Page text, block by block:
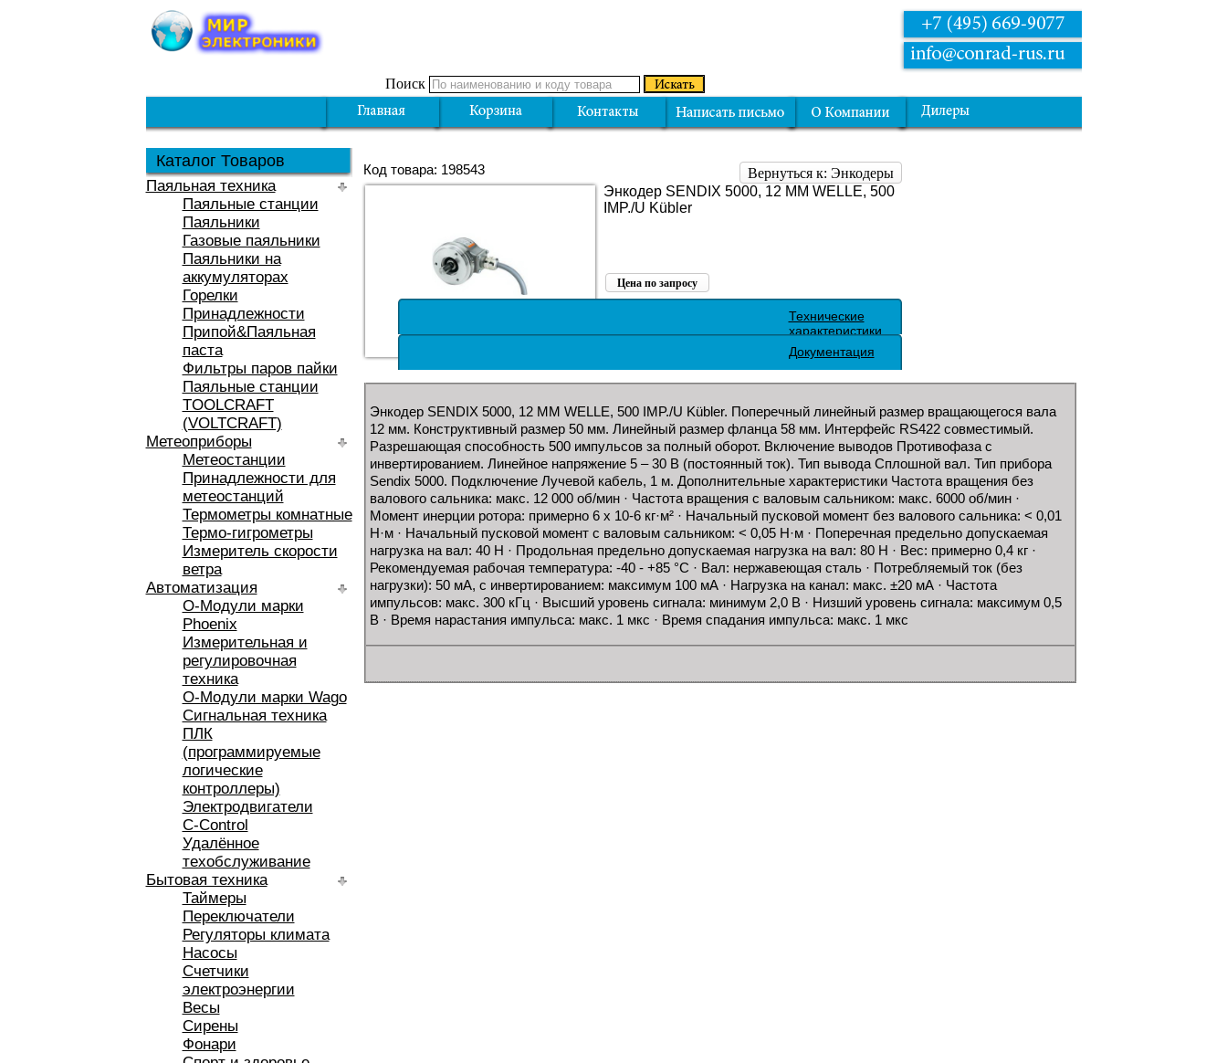
Поиск
Каталог Товаров
Паяльная техника
Паяльные станции
Паяльники
Газовые паяльники
Паяльники на
аккумуляторах
Горелки
Принадлежности
Припой&Паяльная
паста
Фильтры паров пайки
Паяльные станции
TOOLCRAFT
(VOLTCRAFT)
Метеоприборы
Метеостанции
Принадлежности для
метеостанций
Термометры комнатные
Термо-гигрометры
Измеритель скорости
ветра
Автоматизация
O-Модули марки
Phoenix
Измерительная и
регулировочная
техника
O-Модули марки Wago
Сигнальная техника
ПЛК
(программируемые
логические
контроллеры)
Электродвигатели
C-Control
Удалённое
техобслуживание
Бытовая техника
Таймеры
Переключатели
Регуляторы климата
Насосы
Счетчики
электроэнергии
Весы
Сирены
Фонари
Вернуться к: Энкодеры
Код товара: 198543
Энкодер SENDIX 5000, 12 MM WELLE, 500
IMP./U Kübler
Цена по запросу
Технические
характеристики
Документация
Энкодер SENDIX 5000, 12 MM WELLE, 500 IMP./U Kübler. Поперечный линейный размер вращающегося вала
12 мм. Конструктивный размер 50 мм. Линейный размер фланца 58 мм. Интерфейс RS422 совместимый.
Разрешающая способность 500 импульсов за полный оборот. Включение выводов Противофаза с
инвертированием. Линейное напряжение 5 – 30 В (постоянный ток). Тип вывода Сплошной вал. Тип прибора
Sendix 5000. Подключение Лучевой кабель, 1 м. Дополнительные характеристики Частота вращения без
валового сальника: макс. 12 000 об/мин · Частота вращения с валовым сальником: макс. 6000 об/мин ·
Момент инерции ротора: примерно 6 x 10-6 кг·м² · Начальный пусковой момент без валового сальника: < 0,01
Н·м · Начальный пусковой момент с валовым сальником: < 0,05 Н·м · Поперечная предельно допускаемая
нагрузка на вал: 40 Н · Продольная предельно допускаемая нагрузка на вал: 80 Н · Вес: примерно 0,4 кг ·
Рекомендуемая рабочая температура: -40 - +85 °C · Вал: нержавеющая сталь · Потребляемый ток (без
нагрузки): 50 мА, с инвертированием: максимум 100 мА · Нагрузка на канал: макс. ±20 мА · Частота
импульсов: макс. 300 кГц · Высший уровень сигнала: минимум 2,0 В · Низший уровень сигнала: максимум 0,5
В · Время нарастания импульса: макс. 1 мкс · Время спадания импульса: макс. 1 мкс